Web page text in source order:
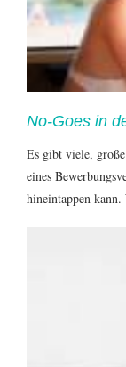
No-Goes in
Es gibt viele,
eines
hineintappen